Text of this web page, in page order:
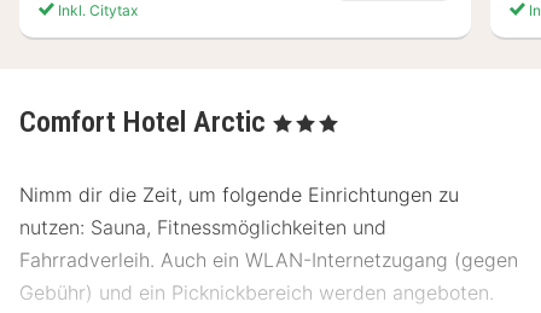
Inkl. Citytax
Comfort Hotel Arctic , 3 Sterne
Nimm dir die Zeit, um folgende Einrichtungen zu
nutzen: Sauna, Fitnessmöglichkeiten und
Fahrradverleih. Auch ein WLAN-Internetzugang (gegen
Gebühr) und ein Picknickbereich werden angeboten.